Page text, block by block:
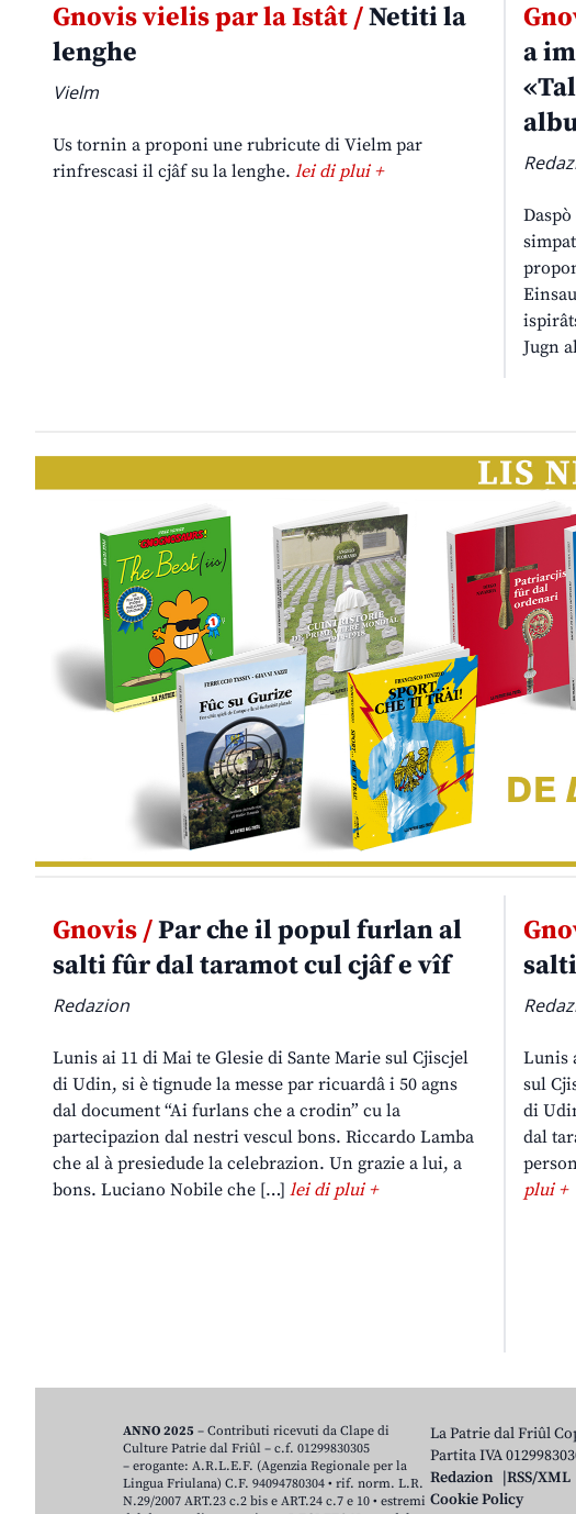
Gnovis vielis par la Istât /Netiti la
lenghe
Vielm
Us tornin a proponi une rubricute di Vielm par
rinfrescasi il cjâf su la lenghe. lei di plui +
a
Jugn
Gnovis /Par che il popul furlan al
salti fûr dal taramot cul cjâf e vîf
Redazion
Lunis ai 11 di Mai te Glesie di Sante Marie sul Cjiscjel
di Udin, si è tignude la messe par ricuardâ i 50 agns
dal document “Ai furlans che a crodin” cu la
partecipazion dal nestri vescul bons. Riccardo Lamba
che al à presiedude la celebrazion. Un grazie a lui, a
bons. Luciano Nobile che […] lei di plui +
Lunis
sul
di
dal
plui +
La Patrie dal Friûl
Partita IVA
Redazion
RSS/XML
Cookie Policy
ANNO 2025 – Contributi ricevuti da Clape di
Culture Patrie dal Friûl – c.f. 01299830305
– erogante: A.R.L.E.F. (Agenzia Regionale per la
Lingua Friulana) C.F. 94094780304 • rif. norm. L.R.
N.29/2007 ART.23 c.2 bis e ART.24 c.7 e 10 • estremi